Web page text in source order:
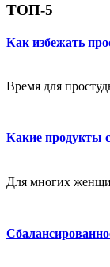
ТОП-5
Как избежать
Время для
Какие продукты
Для многих